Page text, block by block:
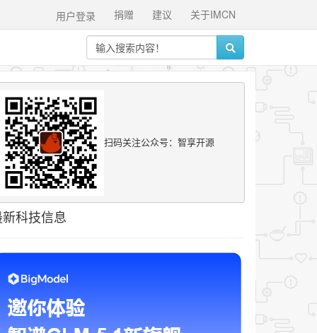
关于IMCN
建议
捐赠
用户登录
扫码关注公众号：智享开源
科技信息